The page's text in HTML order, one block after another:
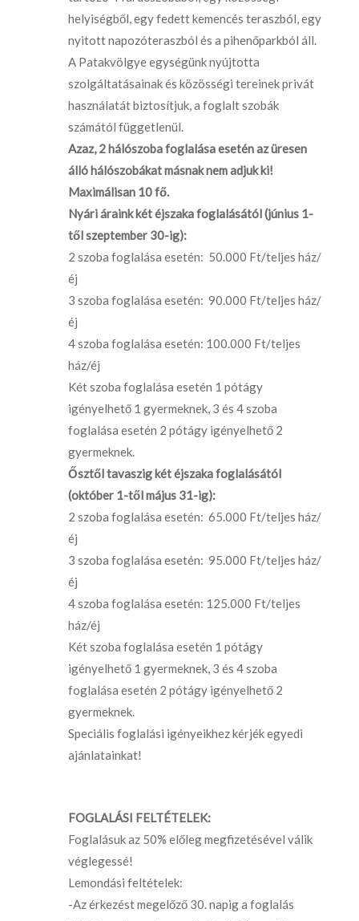
helyiségből, egy fedett kemencés teraszból, egy
nyitott napozóteraszból és a pihenőparkból áll.
A Patakvölgye egységünk nyújtotta
szolgáltatásainak és közösségi tereinek privát
használatát biztosítjuk, a foglalt szobák
számától függetlenül.
Azaz, 2 hálószoba foglalása esetén az üresen
álló hálószobákat másnak nem adjuk ki!
Maximálisan 10 fő.
Nyári áraink két éjszaka foglalásától (június 1-
től szeptember 30-ig):
2 szoba foglalása esetén: 50.000 Ft/teljes ház/
éj
3 szoba foglalása esetén: 90.000 Ft/teljes ház/
éj
4 szoba foglalása esetén: 100.000 Ft/teljes
ház/éj
Két szoba foglalása esetén 1 pótágy
igényelhető 1 gyermeknek, 3 és 4 szoba
foglalása esetén 2 pótágy igényelhető 2
gyermeknek.
Ősztől tavaszig két éjszaka foglalásától
(október 1-től május 31-ig):
2 szoba foglalása esetén: 65.000 Ft/teljes ház/
éj
3 szoba foglalása esetén: 95.000 Ft/teljes ház/
éj
4 szoba foglalása esetén: 125.000 Ft/teljes
ház/éj
Két szoba foglalása esetén 1 pótágy
igényelhető 1 gyermeknek, 3 és 4 szoba
foglalása esetén 2 pótágy igényelhető 2
gyermeknek.
Speciális foglalási igényeikhez kérjék egyedi
ajánlatainkat!
FOGLALÁSI FELTÉTELEK:
Foglalásuk az 50% előleg megfizetésével válik
véglegessé!
Lemondási feltételek:
-Az érkezést megelőző 30. napig a foglalás